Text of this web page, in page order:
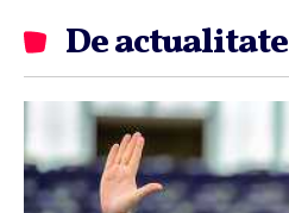
De actualitate